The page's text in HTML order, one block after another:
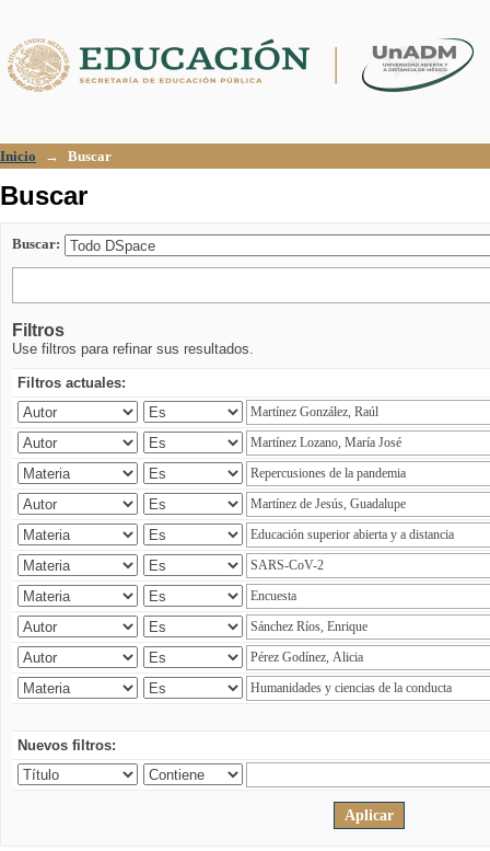
Inicio → Buscar
Buscar
Buscar:
Filtros
Use filtros para refinar sus resultados.
Filtros actuales:
Nuevos filtros: